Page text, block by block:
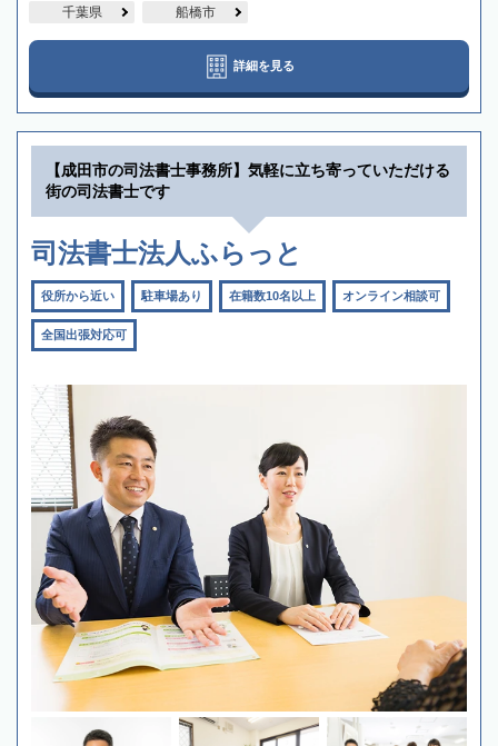
千葉県 船橋市
詳細を見る
【成田市の司法書士事務所】気軽に立ち寄っていただける
街の司法書士です
司法書士法人ふらっと
役所から近い 駐車場あり 在籍数10名以上 オンライン相談可
全国出張対応可